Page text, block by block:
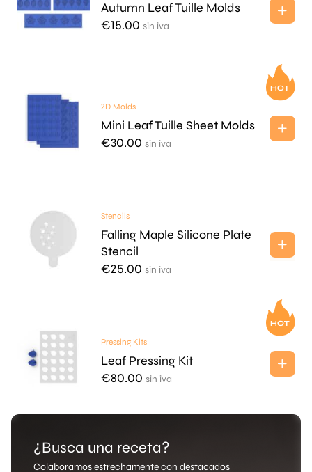
Autumn Leaf Tuille Molds
€15.00 sin iva
2D Molds
Mini Leaf Tuille Sheet Molds
€30.00 sin iva
Stencils
Falling Maple Silicone Plate
Stencil
€25.00 sin iva
Pressing Kits
Leaf Pressing Kit
€80.00 sin iva
¿Busca una receta?
Colaboramos estrechamente con destacados